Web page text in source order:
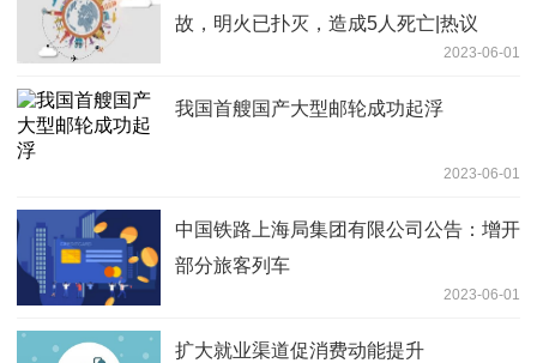
故，明火已扑灭，造成5人死亡|热议
2023-06-01
我国首艘国产大型邮轮成功起浮
2023-06-01
中国铁路上海局集团有限公司公告：增开
部分旅客列车
2023-06-01
扩大就业渠道促消费动能提升